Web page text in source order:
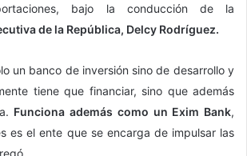
bajo la conducción de la
de la República, Delcy Rodríguez.
un banco de inversión sino de desarrollo y
tiene que financiar, sino que además
Funciona además como un Exim Bank,
es el ente que se encarga de impulsar las